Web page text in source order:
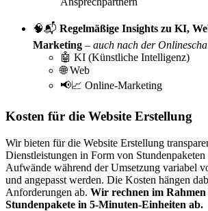
🧠📬 Regelmäßige Insights zu KI,
Marketing – auch nach der
🤖 KI (Künstliche Intelligenz)
🌐 Web
📢📈 Online-Marketing
Kosten für die Website Erstellung
Wir bieten für die Website Erstellung
Dienstleistungen in Form von
Aufwände während der Umsetzung variabel
und angepasst werden. Die Kosten hängen
Anforderungen ab. Wir rechnen im Rahmen
Stundenpakete in 5-Minuten-Einheiten ab.